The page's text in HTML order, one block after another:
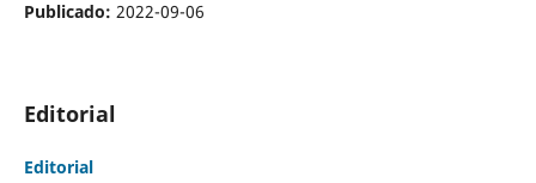
Publicado: 2022-09-06
Editorial
Editorial